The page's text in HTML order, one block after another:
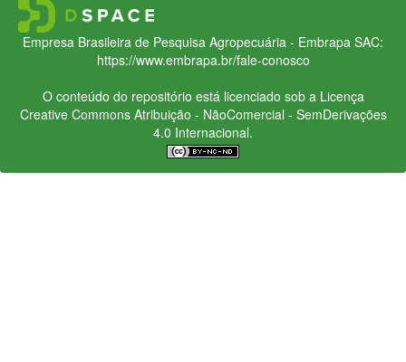
Empresa Brasileira de Pesquisa Agropecuária - Embrapa SAC:
https://www.embrapa.br/fale-conosco
O conteúdo do repositório está licenciado sob a Licença
Creative CommonsAtribuição - NãoComercial - SemDerivações
4.0 Internacional.